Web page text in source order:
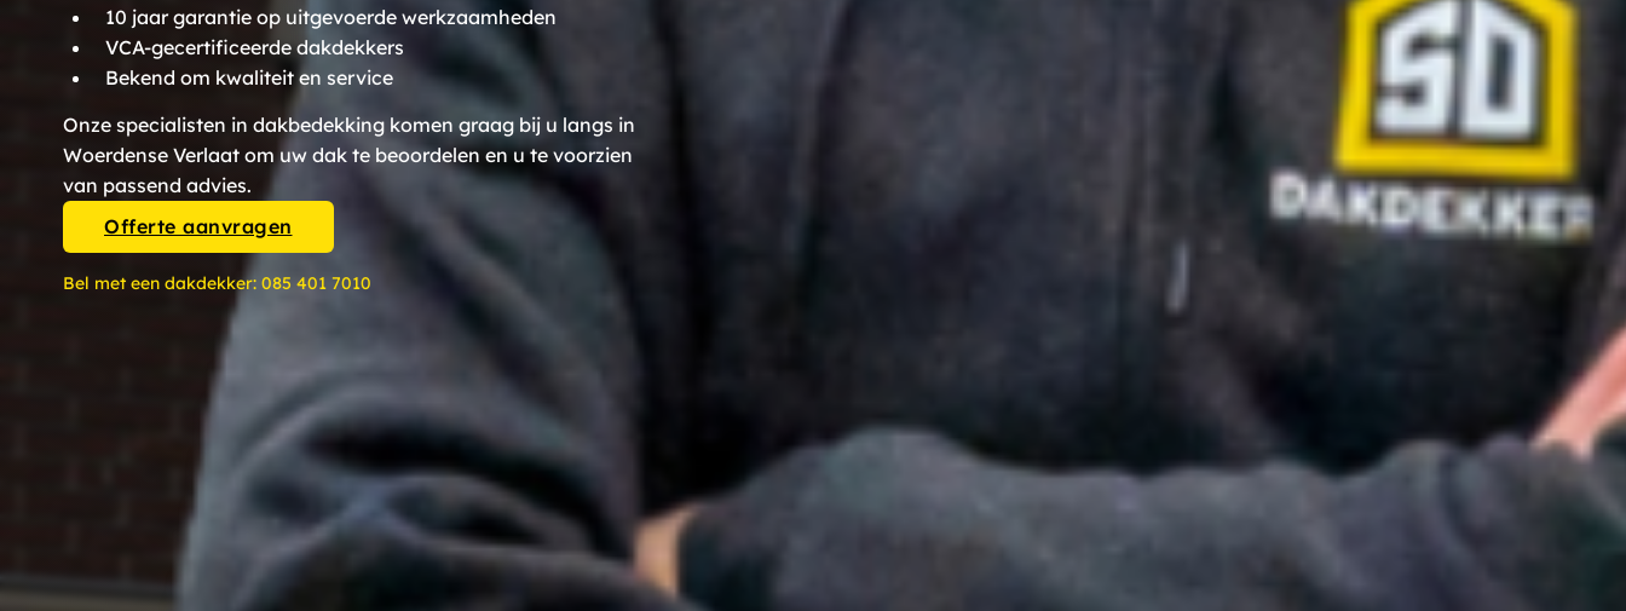
10 jaar garantie op uitgevoerde werkzaamheden
VCA-gecertificeerde dakdekkers
Bekend om kwaliteit en service
Onze specialisten in dakbedekking komen graag bij u langs in
Woerdense Verlaat om uw dak te beoordelen en u te voorzien
van passend advies.
Offerte aanvragen
Bel met een dakdekker: 085 401 7010